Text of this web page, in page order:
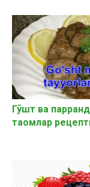
Гўшт ва
таомлар